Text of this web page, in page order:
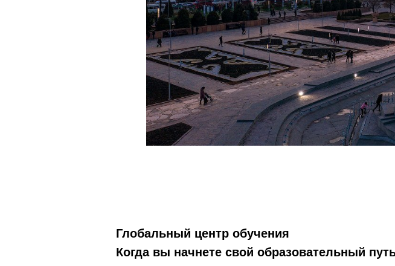
Глобальный центр обучения
Когда вы начнете свой образовательный